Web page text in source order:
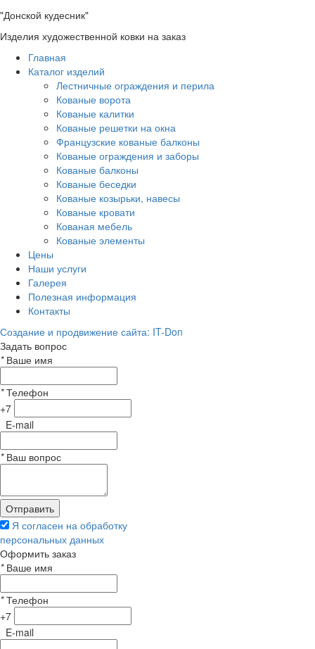
"Донской кудесник"
Изделия художественной ковки на заказ
Главная
Каталог изделий
Лестничные ограждения и перила
Кованые ворота
Кованые калитки
Кованые решетки на окна
Французские кованые балконы
Кованые ограждения и заборы
Кованые балконы
Кованые беседки
Кованые козырьки, навесы
Кованые кровати
Кованая мебель
Кованые элементы
Цены
Наши услуги
Галерея
Полезная информация
Контакты
Создание и продвижение сайта: IT-Don
Задать вопрос
*Ваше имя
*Телефон
+7
E-mail
*Ваш вопрос
Я согласен на обработку
персональных данных
Оформить заказ
*Ваше имя
*Телефон
+7
E-mail